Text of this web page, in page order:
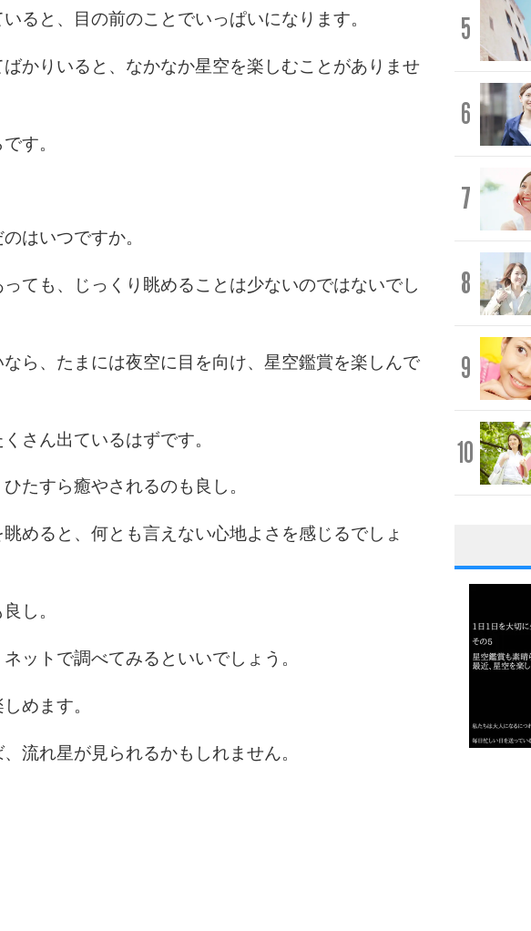
ると、目の前のことでいっぱいになります。
かりいると、なかなか星空を楽しむことがありませ
す。
はいつですか。
ても、じっくり眺めることは少ないのではないでし
ら、たまには夜空に目を向け、星空鑑賞を楽しんで
さん出ているはずです。
たすら癒やされるのも良し。
めると、何とも言えない心地よさを感じるでしょ
し。
ットで調べてみるといいでしょう。
めます。
流れ星が見られるかもしれません。
5
6
7
8
9
10
1
3